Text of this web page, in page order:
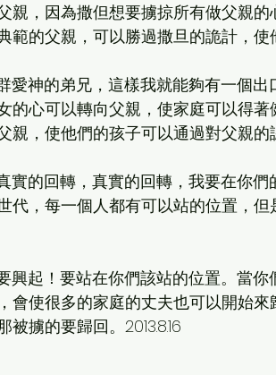
親，因為撒但想要擄掠所有做父親
範的父親，可以勝過撒旦的詭計，使
神的弟兄，這樣我就能夠有一個出
的心可以轉向父親，使家庭可以得
親，使他們的孩子可以通過對父親的
的回轉，真實的回轉，我要在你們
代，每一個人都有可以站的位置，
起！要站在你們該站的位置。當你
會使很多的家庭的丈夫也可以開始
擄的要歸回。2013.8.16